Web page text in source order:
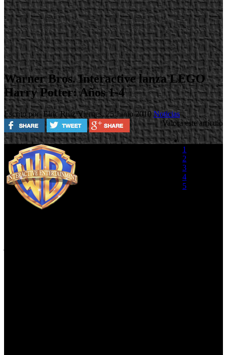
Warner Bros. Interactive lanza LEGO
Harry Potter: Años 1-4
Escrito por Elric RuízViernes, 25 Junio 2010Noticias
Valora este artículo
1
2
3
4
5
Warner Bros.